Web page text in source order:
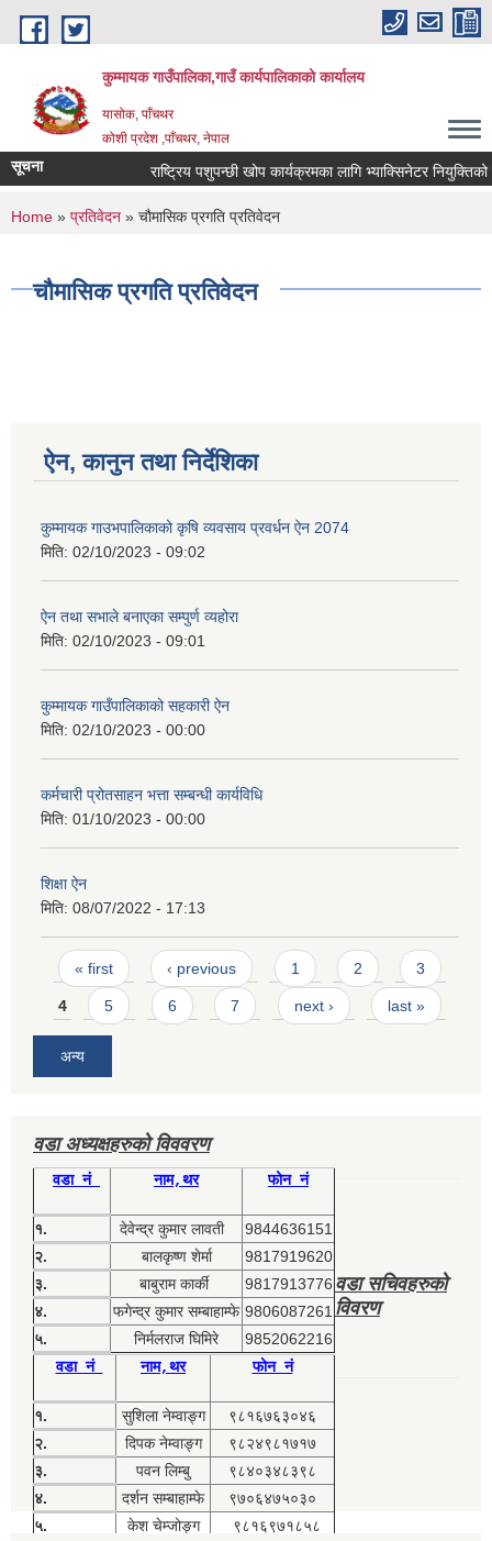
Skip to main content
कुम्मायक गाउँपालिका,गाउँ कार्यपालिकाको कार्यालय
यासोक, पाँचथर
कोशी प्रदेश ,पाँचथर, नेपाल
सूचना राष्ट्रिय पशुपन्छी खोप कार्यक्रमका लागि भ्याक्सिनेटर
You are here
Home » प्रतिवेदन » चौमासिक प्रगति प्रतिवेदन
चौमासिक प्रगति प्रतिवेदन
ऐन, कानुन तथा निर्देशिका
कुम्मायक गाउभपालिकाको कृषि व्यवसाय प्रवर्धन ऐन 2074
मिति: 02/10/2023 - 09:02
ऐन तथा सभाले बनाएका सम्पुर्ण व्यहोरा
मिति: 02/10/2023 - 09:01
कुम्मायक गाउँपालिकाको सहकारी ऐन
मिति: 02/10/2023 - 00:00
कर्मचारी प्रोतसाहन भत्ता सम्बन्धी कार्यविधि
मिति: 01/10/2023 - 00:00
शिक्षा ऐन
मिति: 08/07/2022 - 17:13
Pages
« first ‹ previous 1 2 3
4 5 6 7 next › last »
अन्य
वडा अध्यक्षहरुको विववरण
वडा नं नाम,थर फोन नं
१. देवेन्द्र कुमार लावती
9844636151
२.
बालकृष्ण शेर्मा
9817919620
३.
बाबुराम कार्की
9817913776
४.
फगेन्द्र कुमार सम्बाहाम्फे 9806087261
५.
निर्मलराज घिमिरे 9852062216
वडा सचिवहरुको
विवरण
वडा नं नाम,थर फोन नं
१. सुशिला नेम्वाङ्ग
९८१६७६३०४६
२.
दिपक नेम्वाङ्ग
९८२४९८१७१७
३.
पवन लिम्बु
९८४०३४८३९८
४.
दर्शन सम्बाहाम्फे
९७०६४७५०३०
५.
केश चेम्जोङ्ग ९८१६९७१८५८